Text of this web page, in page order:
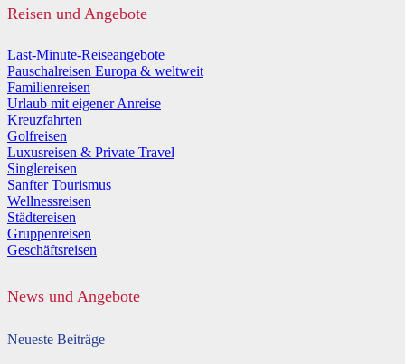
Reisen und Angebote
Last-Minute-Reiseangebote
Pauschalreisen Europa & weltweit
Familienreisen
Urlaub mit eigener Anreise
Kreuzfahrten
Golfreisen
Luxusreisen & Private Travel
Singlereisen
Sanfter Tourismus
Wellnessreisen
Städtereisen
Gruppenreisen
Geschäftsreisen
News und Angebote
Neueste Beiträge